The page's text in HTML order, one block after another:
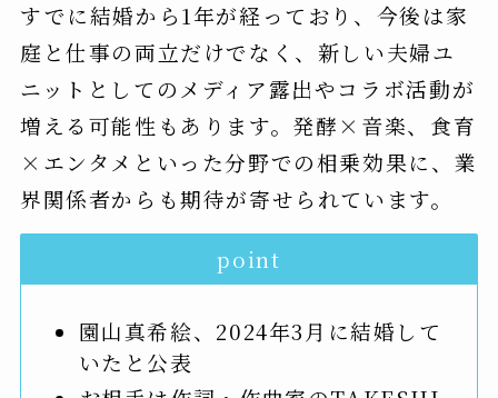
すでに結婚から1年が経っており、今後は家
庭と仕事の両立だけでなく、新しい夫婦ユ
ニットとしてのメディア露出やコラボ活動が
増える可能性もあります。発酵×音楽、食育
×エンタメといった分野での相乗効果に、業
界関係者からも期待が寄せられています。
point
園山真希絵、2024年3月に結婚して
いたと公表